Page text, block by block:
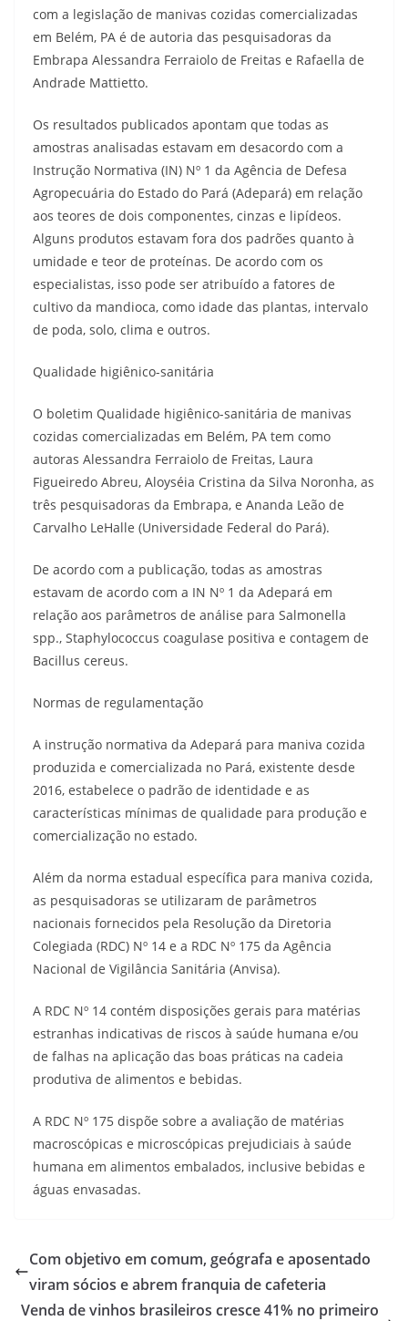
com a legislação de manivas cozidas comercializadas
em Belém, PA é de autoria das pesquisadoras da
Embrapa Alessandra Ferraiolo de Freitas e Rafaella de
Andrade Mattietto.
Os resultados publicados apontam que todas as
amostras analisadas estavam em desacordo com a
Instrução Normativa (IN) Nº 1 da Agência de Defesa
Agropecuária do Estado do Pará (Adepará) em relação
aos teores de dois componentes, cinzas e lipídeos.
Alguns produtos estavam fora dos padrões quanto à
umidade e teor de proteínas. De acordo com os
especialistas, isso pode ser atribuído a fatores de
cultivo da mandioca, como idade das plantas, intervalo
de poda, solo, clima e outros.
Qualidade higiênico-sanitária
O boletim Qualidade higiênico-sanitária de manivas
cozidas comercializadas em Belém, PA tem como
autoras Alessandra Ferraiolo de Freitas, Laura
Figueiredo Abreu, Aloyséia Cristina da Silva Noronha, as
três pesquisadoras da Embrapa, e Ananda Leão de
Carvalho LeHalle (Universidade Federal do Pará).
De acordo com a publicação, todas as amostras
estavam de acordo com a IN Nº 1 da Adepará em
relação aos parâmetros de análise para Salmonella
spp., Staphylococcus coagulase positiva e contagem de
Bacillus cereus.
Normas de regulamentação
A instrução normativa da Adepará para maniva cozida
produzida e comercializada no Pará, existente desde
2016, estabelece o padrão de identidade e as
características mínimas de qualidade para produção e
comercialização no estado.
Além da norma estadual específica para maniva cozida,
as pesquisadoras se utilizaram de parâmetros
nacionais fornecidos pela Resolução da Diretoria
Colegiada (RDC) Nº 14 e a RDC Nº 175 da Agência
Nacional de Vigilância Sanitária (Anvisa).
A RDC Nº 14 contém disposições gerais para matérias
estranhas indicativas de riscos à saúde humana e/ou
de falhas na aplicação das boas práticas na cadeia
produtiva de alimentos e bebidas.
A RDC Nº 175 dispõe sobre a avaliação de matérias
macroscópicas e microscópicas prejudiciais à saúde
humana em alimentos embalados, inclusive bebidas e
águas envasadas.
Com objetivo em comum, geógrafa e aposentado
viram sócios e abrem franquia de cafeteria
Venda de vinhos brasileiros cresce 41% no primeiro